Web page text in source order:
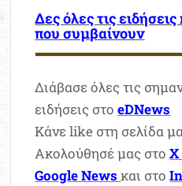
Δες όλες τις
που συμβαίνουν
Διάβασε όλες τις
ειδήσεις στοeDNews
Κάνε like στη σελίδα
Ακολούθησέ μας στοX
Google News και στο